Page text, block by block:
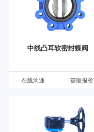
中线凸耳软密封蝶阀
在线沟通 获取报价